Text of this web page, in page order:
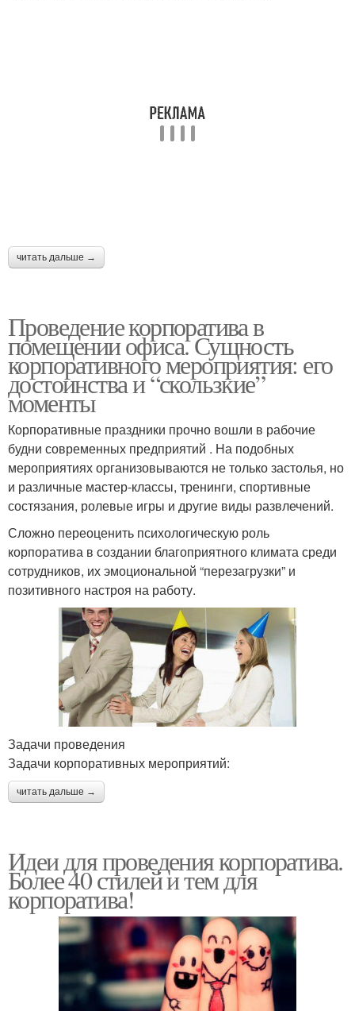
читать дальше →
Проведение корпоратива в
помещении офиса. Сущность
корпоративного мероприятия: его
достоинства и “скользкие”
моменты
Корпоративные праздники прочно вошли в рабочие
будни современных предприятий . На подобных
мероприятиях организовываются не только застолья, но
и различные мастер-классы, тренинги, спортивные
состязания, ролевые игры и другие виды развлечений.
Сложно переоценить психологическую роль
корпоратива в создании благоприятного климата среди
сотрудников, их эмоциональной “перезагрузки” и
позитивного настроя на работу.
Задачи проведения
Задачи корпоративных мероприятий:
читать дальше →
Идеи для проведения корпоратива.
Более 40 стилей и тем для
корпоратива!